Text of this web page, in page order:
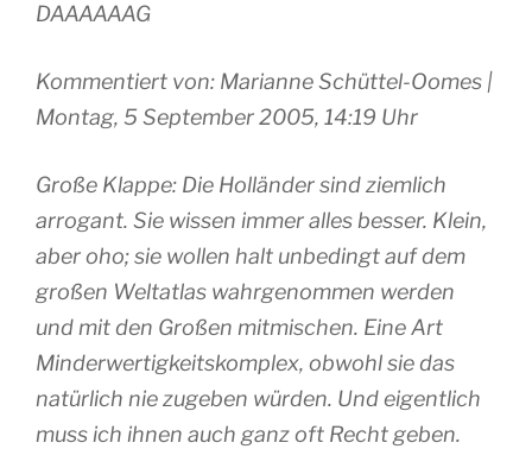
DAAAAAAG
Kommentiert von: Marianne Schüttel-Oomes |
Montag, 5 September 2005, 14:19 Uhr
Große Klappe: Die Holländer sind ziemlich
arrogant. Sie wissen immer alles besser. Klein,
aber oho; sie wollen halt unbedingt auf dem
großen Weltatlas wahrgenommen werden
und mit den Großen mitmischen. Eine Art
Minderwertigkeitskomplex, obwohl sie das
natürlich nie zugeben würden. Und eigentlich
muss ich ihnen auch ganz oft Recht geben.